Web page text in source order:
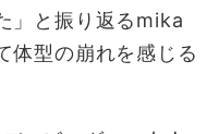
」と振り返るmika
体型の崩れを感じる